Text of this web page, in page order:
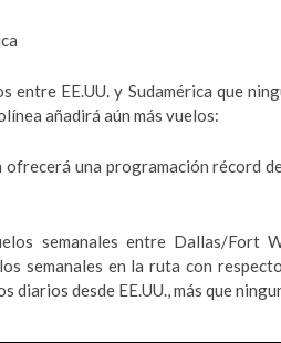
entre EE.UU. y Sudamérica que
añadirá aún más vuelos:
ofrecerá una programación récord
semanales entre Dallas/Fort
semanales en la ruta con
diarios desde EE.UU., más que